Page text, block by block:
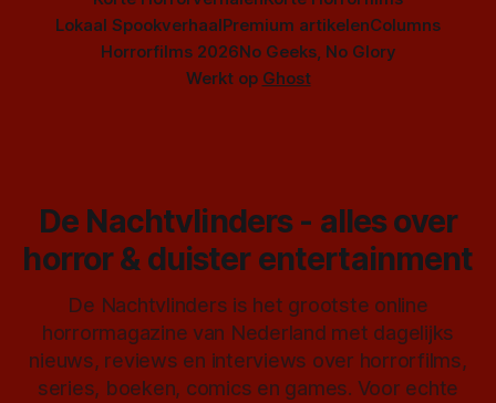
Lokaal SpookverhaalPremium artikelenColumns
Horrorfilms 2026No Geeks, No Glory
Werkt op Ghost
De Nachtvlinders - alles over
horror & duister entertainment
De Nachtvlinders is het grootste online
horrormagazine van Nederland met dagelijks
nieuws, reviews en interviews over horrorfilms,
series, boeken, comics en games. Voor echte